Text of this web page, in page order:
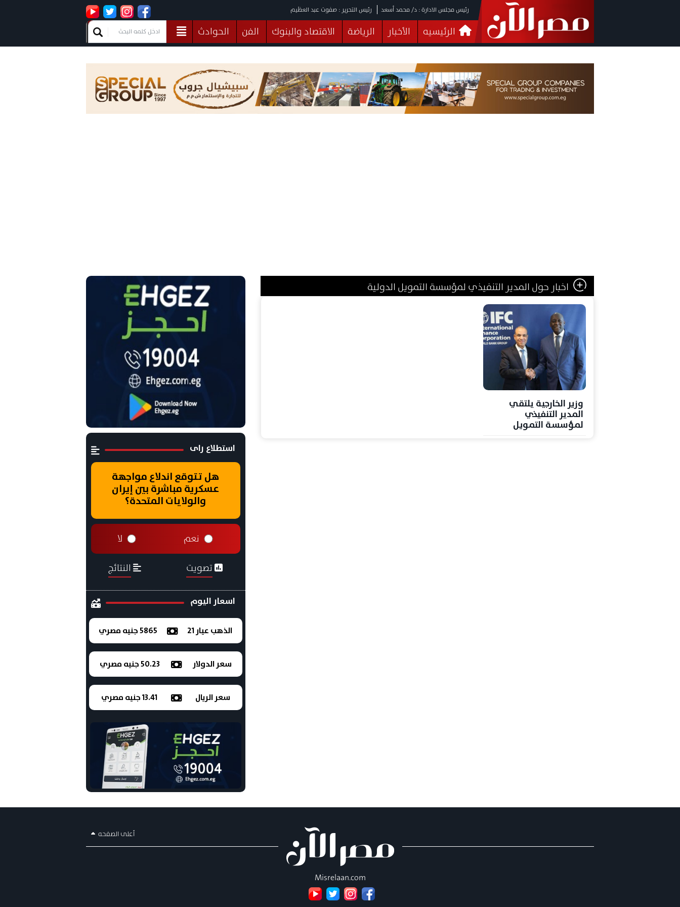
رئيس مجلس الادارة : د/ محمد أسعد رئيس التحرير : صفوت عبد العظيم
الرئيسيه الأخبار الرياضة الاقتصاد والبنوك الفن
الحوادث
فيديوهات
البرلمان صحة الثقافة خدمات منوعات
اخبار حول المدير التنفيذي لمؤسسة التمويل الدولية
وزير الخارجية يلتقي
المدير التنفيذي
لمؤسسة التمويل
استطلاع راى
هل تتوقع اندلاع مواجهة
عسكرية مباشرة بين إيران
والولايات المتحدة؟
نعم لا
تصويت النتائج
اسعار اليوم
الذهب عيار 21 5865 جنيه مصري
سعر الدولار 50.23 جنيه مصري
سعر الريال 13.41 جنيه مصري
أعلى الصفحه
Misrelaan.com